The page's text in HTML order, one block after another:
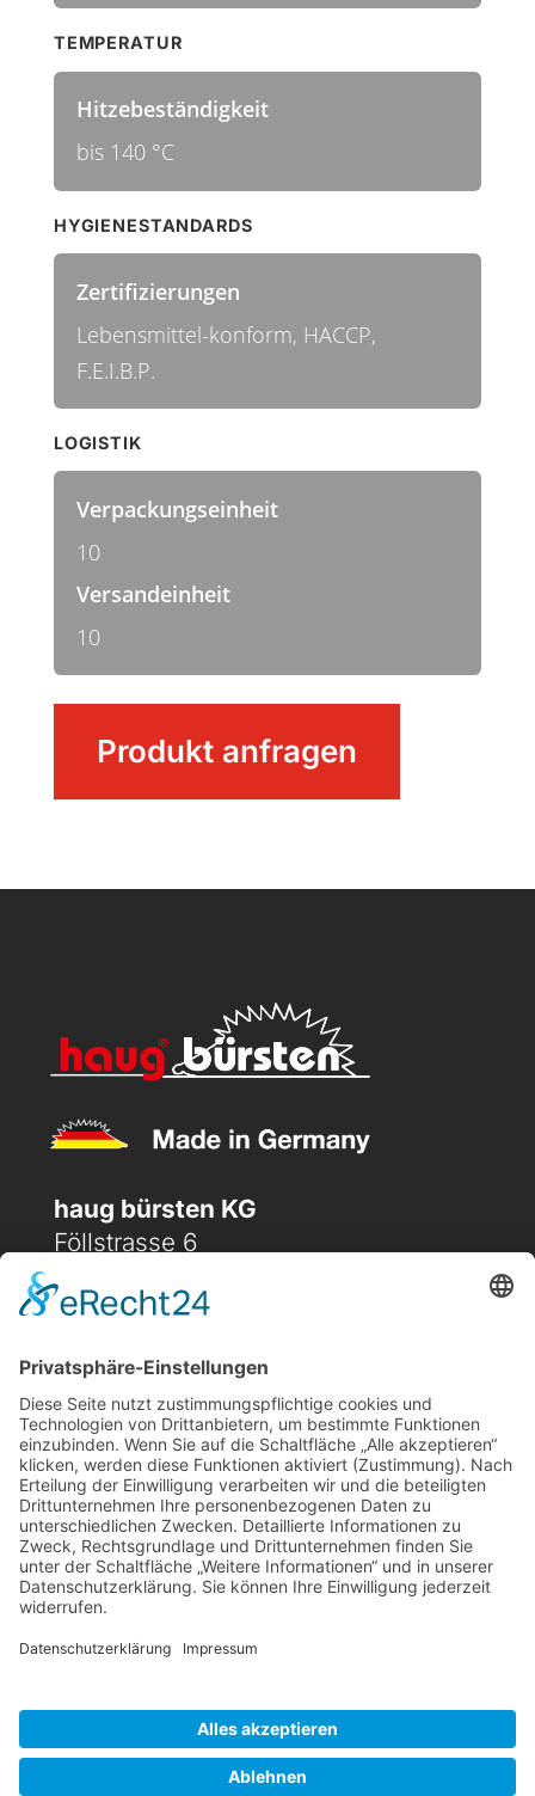
MengeProdukt anfragen
TEMPERATUR
Hitzebeständigkeit
bis 140 °C
HYGIENESTANDARDS
Zertifizierungen
Lebensmittel-konform, HACCP,
F.E.I.B.P.
LOGISTIK
Verpackungseinheit
10
Versandeinheit
10
haug bürsten KG
Föllstrasse 6
 (+49) 08231 / 96 30 96
 office@haugbuersten.de
Weitere Seiten
Hygienesortiment
Haushaltssortiment
Ansprechpartner
Jobs